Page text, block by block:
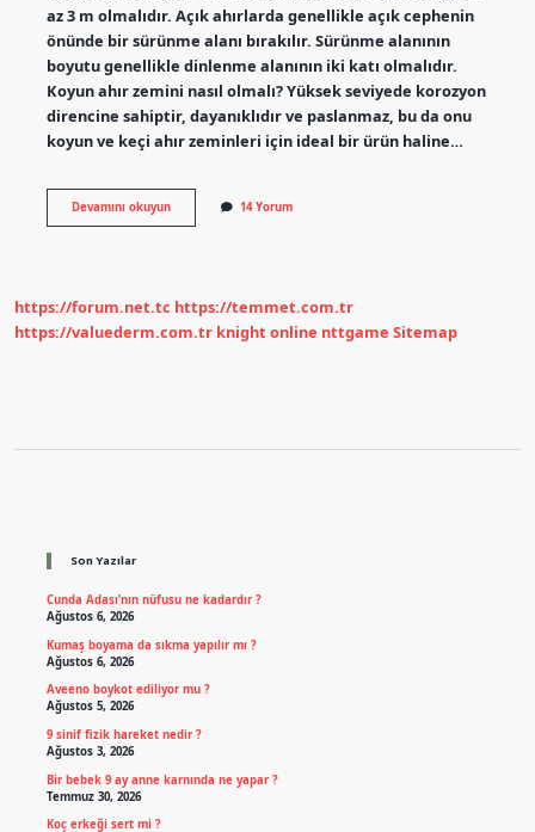
az 3 m olmalıdır. Açık ahırlarda genellikle açık cephenin
önünde bir sürünme alanı bırakılır. Sürünme alanının
boyutu genellikle dinlenme alanının iki katı olmalıdır.
Koyun ahır zemini nasıl olmalı? Yüksek seviyede korozyon
direncine sahiptir, dayanıklıdır ve paslanmaz, bu da onu
koyun ve keçi ahır zeminleri için ideal bir ürün haline…
Devamını okuyunEn
Ucuz
14 Yorum
https://forum.net.tc https://temmet.com.tr
https://valuederm.com.tr knight online nttgame Sitemap
Son Yazılar
Cunda Adası’nın nüfusu ne kadardır ?
Ağustos 6, 2026
Kumaş boyama da sıkma yapılır mı ?
Ağustos 6, 2026
Aveeno boykot ediliyor mu ?
Ağustos 5, 2026
9 sinif fizik hareket nedir ?
Ağustos 3, 2026
Bir bebek 9 ay anne karnında ne yapar ?
Temmuz 30, 2026
Koç erkeği sert mi ?